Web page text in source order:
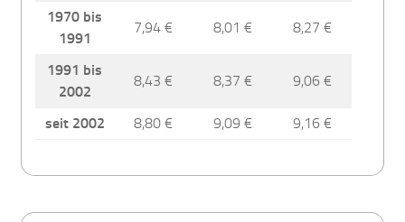
1970 bis
1991
7,94 € 8,01 € 8,27 €
1991 bis
2002
8,43 € 8,37 € 9,06 €
seit 2002 8,80 € 9,09 € 9,16 €